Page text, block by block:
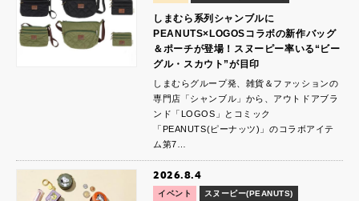
しまむら系列シャンブルに
PEANUTS×LOGOSコラボの新作バッグ
＆ポーチが登場！スヌーピー率いる“ビー
グル・スカウト”が目印
しまむらグループ発、雑貨＆ファッションの
専門店「シャンブル」から、アウトドアブラ
ンド「LOGOS」とコミック
「PEANUTS(ピーナッツ)」のコラボアイテ
ム第7…
2026.8.4
イベント スヌーピー(PEANUTS)